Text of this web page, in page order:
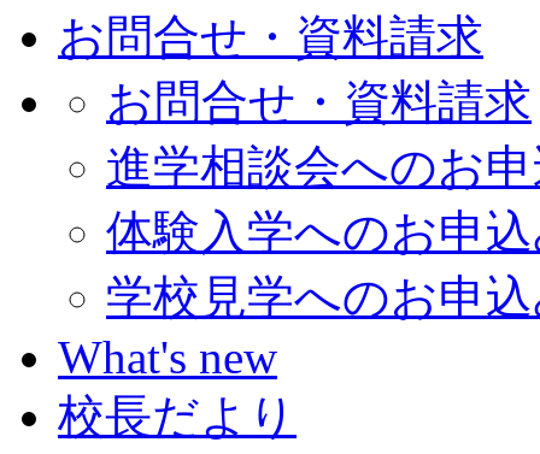
お問合せ・資料請求
お問合せ・資料請求
進学相談会へのお
体験入学へのお申
学校見学へのお申
What's new
校長だより